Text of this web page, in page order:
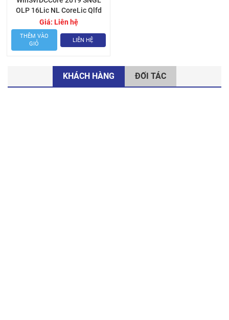
OLP 16Lic NL CoreLic Qlfd
Giá: Liên hệ
THÊM VÀO
GIỎ
LIÊN HỆ
KHÁCH HÀNG ĐỐI TÁC